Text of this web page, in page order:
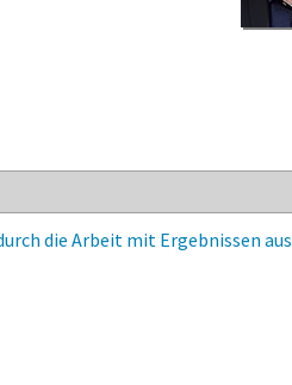
die Arbeit mit Ergebnissen aus